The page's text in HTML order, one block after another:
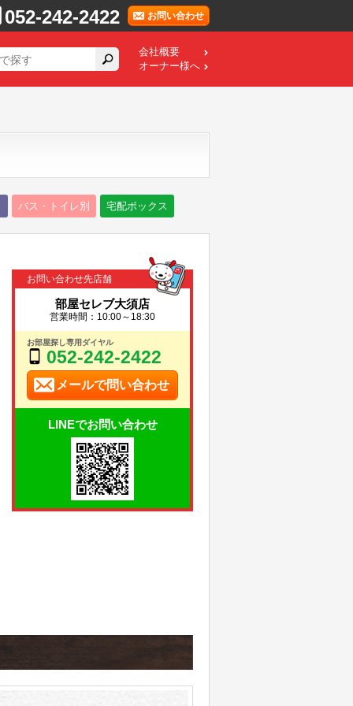
052-242-2422 お問い合わせ
会社概要
オーナー様へ
バス・トイレ別 宅配ボックス
お問い合わせ先店舗
部屋セレブ大須店
営業時間：10:00～18:30
お部屋探し専用ダイヤル
052-242-2422
メールで問い合わせ
LINEでお問い合わせ